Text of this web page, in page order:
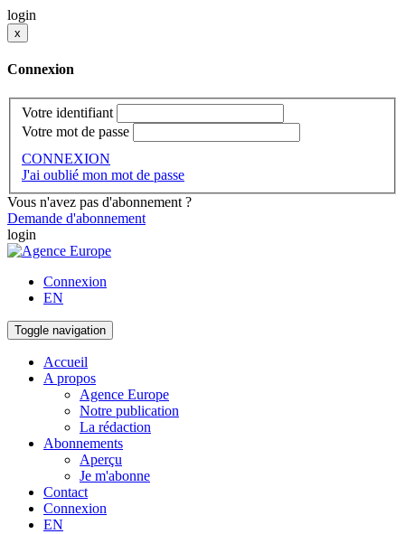
login
x
Connexion
Votre identifiant
Votre mot de passe
CONNEXION
J'ai oublié mon mot de passe
Vous n'avez pas d'abonnement ?
Demande d'abonnement
login
Connexion
EN
Toggle navigation
Accueil
A propos
Agence Europe
Notre publication
La rédaction
Abonnements
Aperçu
Je m'abonne
Contact
Connexion
EN